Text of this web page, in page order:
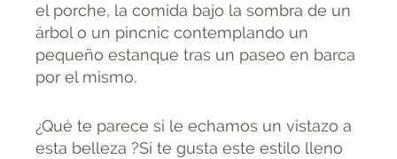
el porche, la comida bajo la sombra de un
árbol o un pincnic contemplando un
pequeño estanque tras un paseo en barca
por el mismo.
¿Qué te parece si le echamos un vistazo a
esta belleza ?Si te gusta este estilo lleno